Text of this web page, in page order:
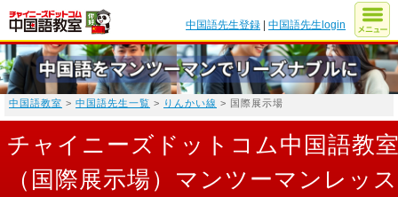
中国語先生登録 |中国語先生login
中国語教室 > 中国語先生一覧 > りんかい線 > 国際展示場
チャイニーズドットコム中国語教
（国際展示場）マンツーマンレッス